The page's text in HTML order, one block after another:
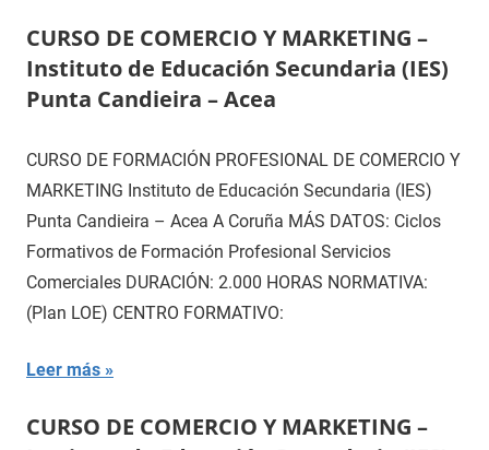
CURSO DE COMERCIO Y MARKETING –
Instituto de Educación Secundaria (IES)
Punta Candieira – Acea
CURSO DE FORMACIÓN PROFESIONAL DE COMERCIO Y
MARKETING Instituto de Educación Secundaria (IES)
Punta Candieira – Acea A Coruña MÁS DATOS: Ciclos
Formativos de Formación Profesional Servicios
Comerciales DURACIÓN: 2.000 HORAS NORMATIVA:
(Plan LOE) CENTRO FORMATIVO:
Leer más
CURSO DE COMERCIO Y MARKETING –